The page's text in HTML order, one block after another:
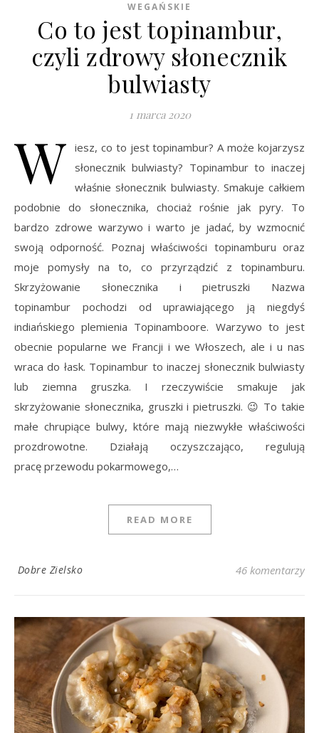
WEGAŃSKIE
Co to jest topinambur,
czyli zdrowy słonecznik
bulwiasty
1 marca 2020
W iesz, co to jest topinambur? A może kojarzysz
słonecznik bulwiasty? Topinambur to inaczej
właśnie słonecznik bulwiasty. Smakuje całkiem
podobnie do słonecznika, chociaż rośnie jak pyry. To
bardzo zdrowe warzywo i warto je jadać, by wzmocnić
swoją odporność. Poznaj właściwości topinamburu oraz
moje pomysły na to, co przyrządzić z topinamburu.
Skrzyżowanie słonecznika i pietruszki Nazwa
topinambur pochodzi od uprawiającego ją niegdyś
indiańskiego plemienia Topinamboore. Warzywo to jest
obecnie popularne we Francji i we Włoszech, ale i u nas
wraca do łask. Topinambur to inaczej słonecznik bulwiasty
lub ziemna gruszka. I rzeczywiście smakuje jak
skrzyżowanie słonecznika, gruszki i pietruszki. 😉 To takie
małe chrupiące bulwy, które mają niezwykłe właściwości
prozdrowotne. Działają oczyszczająco, regulują
pracę przewodu pokarmowego,…
READ MORE
Dobre Zielsko 46 komentarzy